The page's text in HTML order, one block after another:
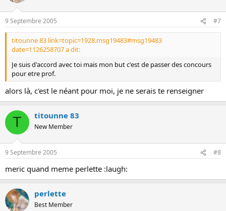
9 Septembre 2005 #7
titounne 83 link=topic=1928.msg19483#msg19483
date=1126258707 a dit:
Je suis d'accord avec toi mais mon but c'est de passer des concours
pour etre prof.
alors là, c'est le néant pour moi, je ne serais te renseigner
T titounne 83
New Member
9 Septembre 2005 #8
meric quand meme perlette :laugh:
perlette
Best Member